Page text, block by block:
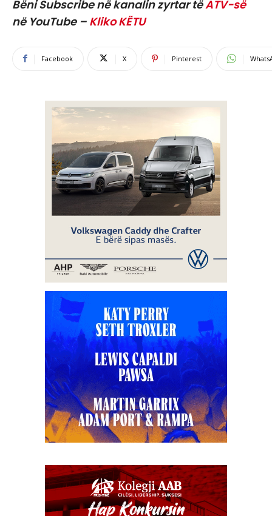
Bëni Subscribe në kanalin zyrtar tëATV-së
në YouTube – Kliko KËTU
Facebook X Pinterest